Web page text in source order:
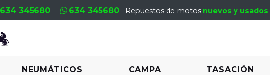
634 345680 634 345680 Repuestos de motos nuevos y usados
NEUMÁTICOS CAMPA TASACIÓN